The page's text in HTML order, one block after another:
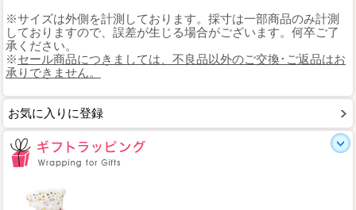
※サイズは外側を計測しております。採寸は一部商品のみ計測
しておりますので、誤差が生じる場合がございます。何卒ご了
承ください。
※セール商品につきましては、不良品以外のご交換･ご返品はお
承りできません。
お気に入りに登録